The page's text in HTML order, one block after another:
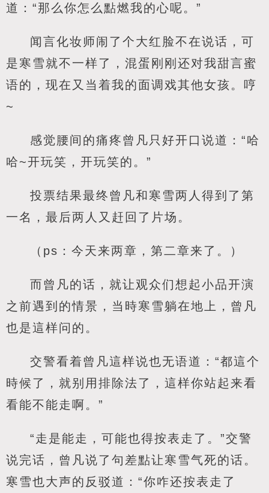
道：“那么你怎么點燃我的心呢。”
闻言化妆师闹了个大红脸不在说话，可
是寒雪就不一样了，混蛋刚刚还对我甜言蜜
语的，现在又当着我的面调戏其他女孩。哼
~
感觉腰间的痛疼曾凡只好开口说道：“哈
哈~开玩笑，开玩笑的。”
投票结果最终曾凡和寒雪两人得到了第
一名，最后两人又赶回了片场。
（ps：今天来两章，第二章来了。）
而曾凡的话，就让观众们想起小品开演
之前遇到的情景，当時寒雪躺在地上，曾凡
也是這样问的。
交警看着曾凡這样说也无语道：“都這个
時候了，就别用排除法了，這样你站起来看
看能不能走啊。”
“走是能走，可能也得按表走了。”交警
说完话，曾凡说了句差點让寒雪气死的话。
寒雪也大声的反驳道：“你咋还按表走了